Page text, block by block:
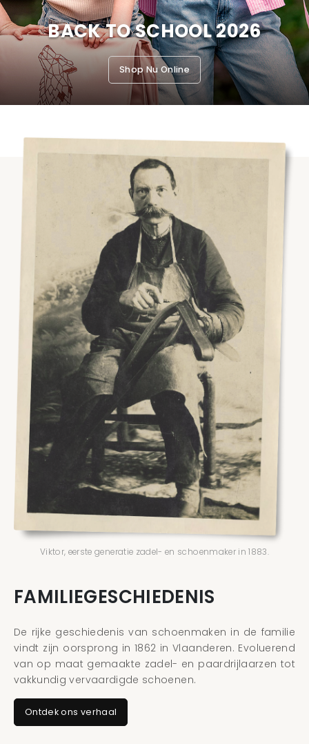
BACK TO SCHOOL 2026
Shop Nu Online
FAMILIEGESCHIEDENIS
De rijke geschiedenis van schoenmaken in de familie
vindt zijn oorsprong in 1862 in Vlaanderen. Evoluerend
van op maat gemaakte zadel- en paardrijlaarzen tot
vakkundig vervaardigde schoenen.
Ontdek ons verhaal
Viktor, eerste generatie zadel- en schoenmaker in 1883.